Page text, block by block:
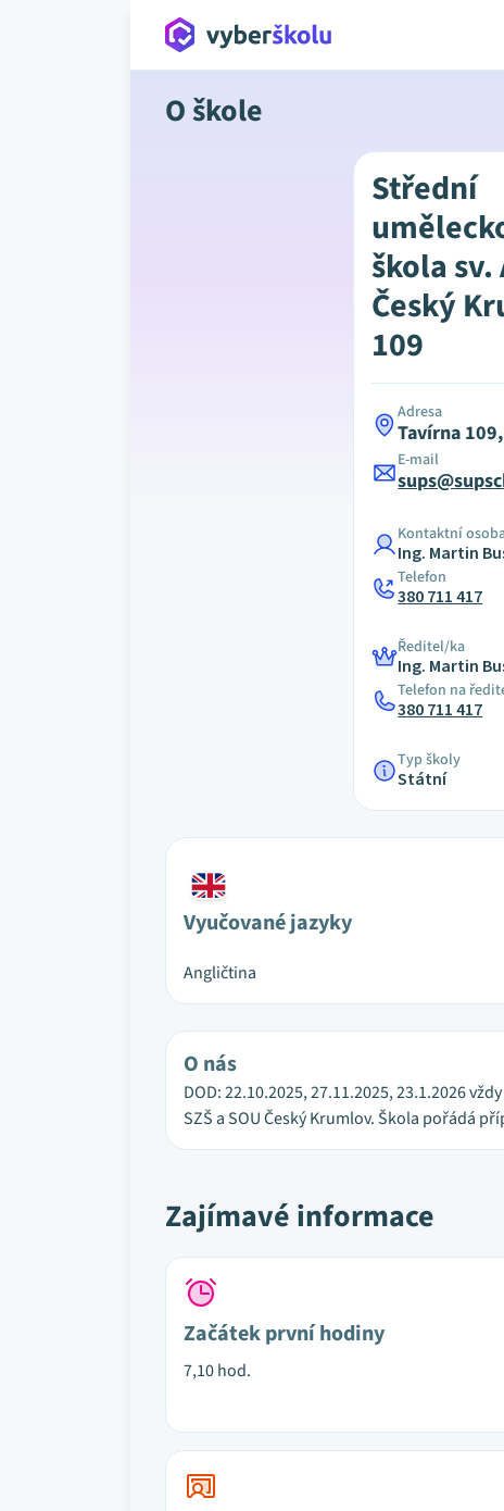
O škole
Střední
škola sv.
Český
109
Adresa
Tavírna
E-mail
Kontaktní
Ing. Martin
Telefon
380 711 417
Ředitel/ka
Ing. Martin
Telefon na
380 711 417
Typ školy
Státní
Vyučované jazyky
Angličtina
O nás
DOD: 22.10.2025, 27.11.2025, 23.1.2026
SZŠ a SOU Český Krumlov. Škola pořádá
Zajímavé informace
Začátek první hodiny
7,10 hod.